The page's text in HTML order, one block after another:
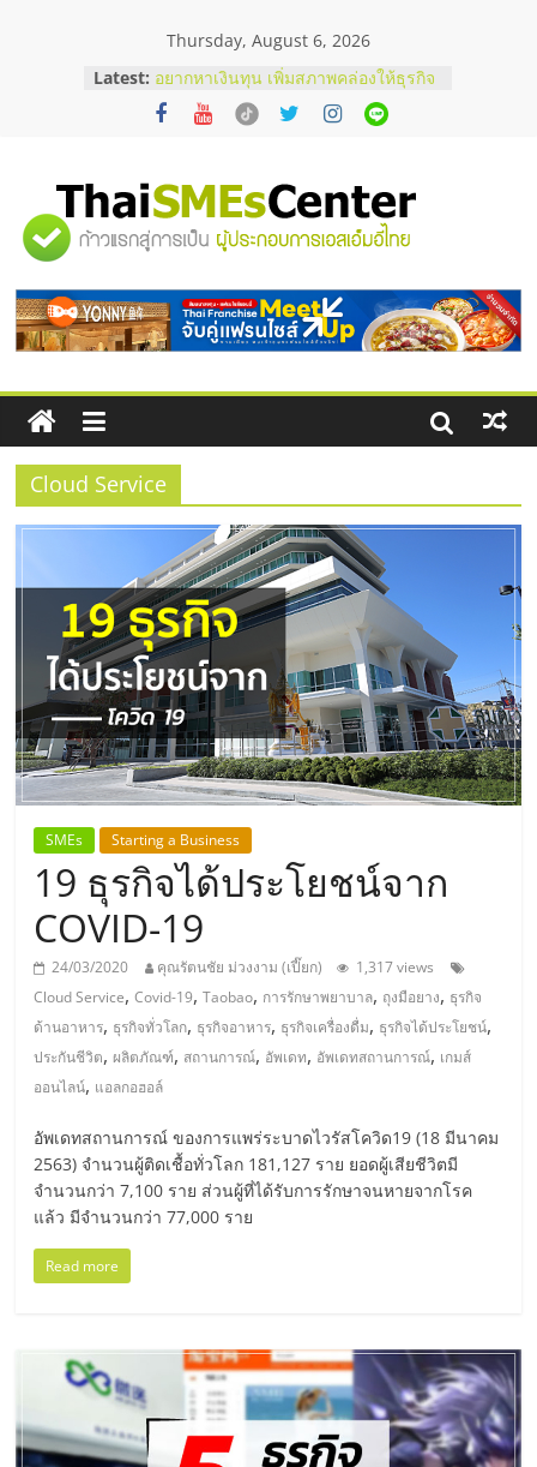
Thursday, August 6, 2026
Latest: บริษัท Cybersecurity ในไทยที่ไหนดี?
วิธีเลือกผู้ให้บริการให้คุ้มค่าและตอบ
โจทย์ธุรกิจ
สัมมนาออนไลน์ โอกาสบริหารสถานี
บริการน้ำมัน Shell
สัมมนาลงทุน แฟรนไชส์ยอนนี่
ไชส์ ครั้งที่ 8
ร้านเครื่องเสียงคุณภาพสูง พร้อม
โซลูชันระบบภาพและเสียง
"ศูนย์
รวม
ข้อมูล
ธุรกิจ
SME
แห่ง
ประเทศไทย,
ThaiSMEsCenter,
รวม
ธุรกิจ
เอ
ส
เอ็
มอี
ไทย,
SMEs,
แฟ
รน
ไชส์,
Cloud Service
SMEs Starting a Business
19 ธุรกิจได้ประโยชน์จาก
COVID-19
24/03/2020 คุณรัตนชัย ม่วงงาม (เปี๊ยก)
1,317 views
Cloud Service,Covid-19,Taobao, การรักษาพยาบาล, ถุงมือยาง, ธุรกิจ
ด้านอาหาร, ธุรกิจทั่วโลก, ธุรกิจอาหาร, ธุรกิจเครื่องดื่ม, ธุรกิจได้ประโยชน์,
ประกันชีวิต,ผลิตภัณฑ์, สถานการณ์, อัพเดท, อัพเดทสถานการณ์, เกมส์
ออนไลน์, แอลกอฮอล์
อัพเดทสถานการณ์ ของการแพร่ระบาดไวรัสโควิด19 (18 มีนาคม
2563) จำนวนผู้ติดเชื้อทั่วโลก 181,127 ราย ยอดผู้เสียชีวิตมี
จำนวนกว่า 7,100 ราย ส่วนผู้ที่ได้รับการรักษาจนหายจากโรค
แล้ว มีจำนวนกว่า 77,000 ราย
Read more